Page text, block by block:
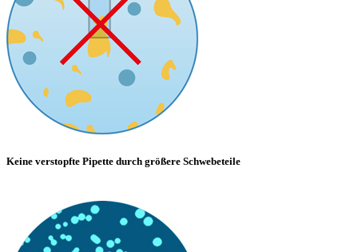
Keine verstopfte Pipette durch größere Schwebeteile